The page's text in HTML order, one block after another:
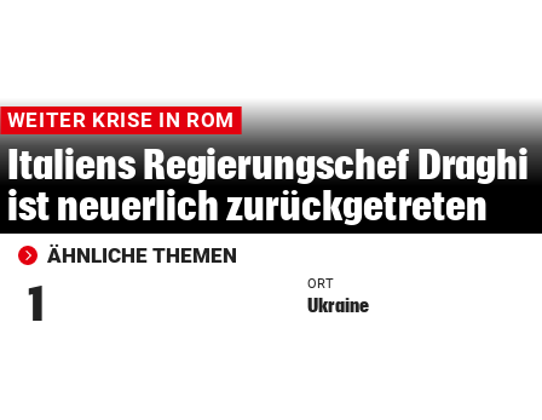
WEITER KRISE IN ROM
Italiens Regierungschef Draghi
ist neuerlich zurückgetreten
ÄHNLICHE THEMEN
1 ORT
Ukraine